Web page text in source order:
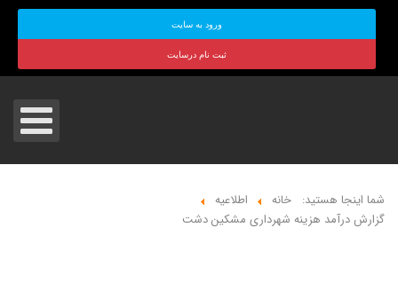
ورود به سایت
ثبت نام درسایت
شما اینجا هستید: خانه
اطلاعیه
گزارش درآمد هزینه شهرداری مشکین دشت